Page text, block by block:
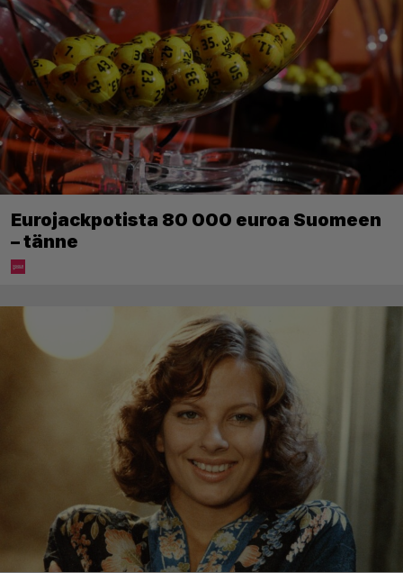
Eurojackpotista 80 000 euroa Suomeen
– tänne